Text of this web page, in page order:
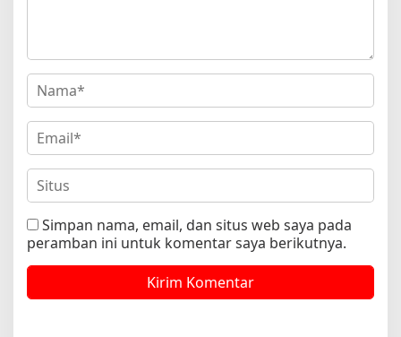
Simpan nama, email, dan situs web saya pada
peramban ini untuk komentar saya berikutnya.